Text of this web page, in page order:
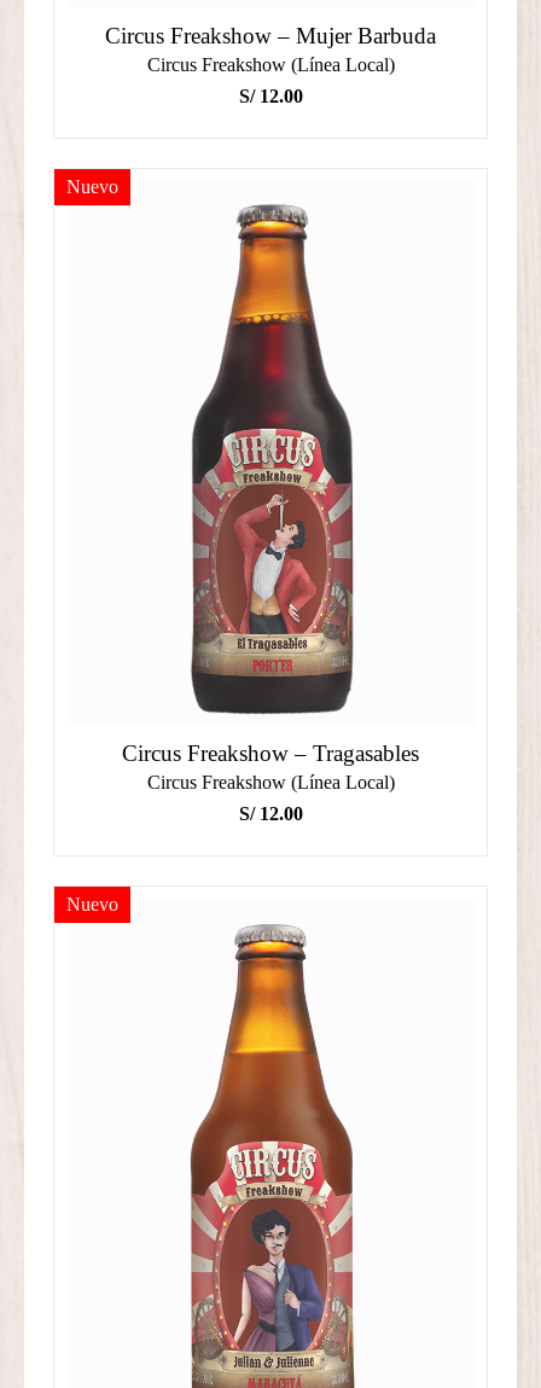
Circus Freakshow – Mujer Barbuda
Circus Freakshow (Línea Local)
S/12.00
Circus Freakshow – Tragasables
Circus Freakshow (Línea Local)
S/12.00
Nuevo
Nuevo